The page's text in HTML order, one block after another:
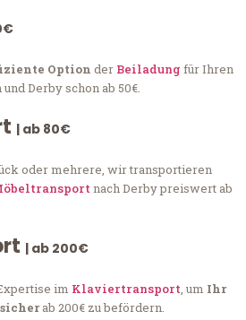
Option der Beiladung für Ihren
Derby schon ab 50€.
| ab 80€
oder mehrere, wir transportieren
nach Derby preiswert ab
| ab 200€
im Klaviertransport, um Ihr
ab 200€ zu befördern.